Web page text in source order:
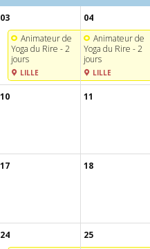
03
Animateur de
Yoga du Rire - 2
jours
LILLE
04
Animateur de
Yoga du Rire - 2
jours
LILLE
10 11
17 18
24
25